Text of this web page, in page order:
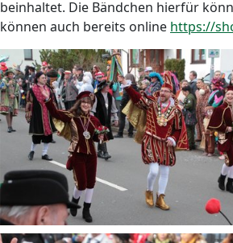
beinhaltet. Die Bändchen hierfür
können auch bereits online https://